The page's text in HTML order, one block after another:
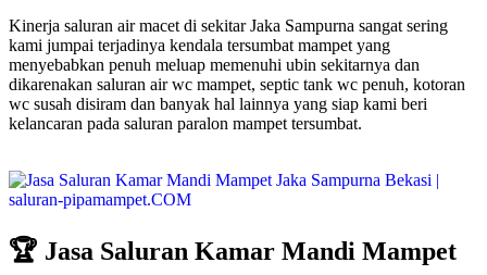
Kinerja saluran air macet di sekitar Jaka Sampurna sangat sering
kami jumpai terjadinya kendala tersumbat mampet yang
menyebabkan penuh meluap memenuhi ubin sekitarnya dan
dikarenakan saluran air wc mampet, septic tank wc penuh, kotoran
wc susah disiram dan banyak hal lainnya yang siap kami beri
kelancaran pada saluran paralon mampet tersumbat.
🏆 Jasa Saluran Kamar Mandi Mampet